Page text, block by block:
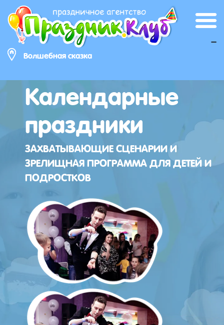
Волшебная сказка
_
Календарные
праздники
ЗАХВАТЫВАЮЩИЕ СЦЕНАРИИ И
ЗРЕЛИЩНАЯ ПРОГРАММА ДЛЯ ДЕТЕЙ И
ПОДРОСТКОВ